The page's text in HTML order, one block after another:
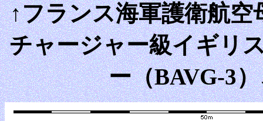
↑フランス海軍護衛航
チャージャー級イギリ
ー（BAVG-3